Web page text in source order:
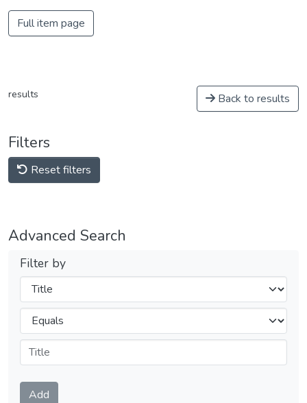
Full item page
results Back to results
Filters
Reset filters
Advanced Search
Filter by
Filters
Operators
Submit
Add